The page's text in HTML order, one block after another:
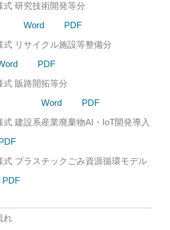
式 研究技術開発等分
Word
PDF
式 リサイクル施設等整備分
PDF
式 販路開拓等分
Word
PDF
建設系産業廃棄物AI・IoT開発導入
式 プラスチックごみ資源循環モデル
PDF
れ